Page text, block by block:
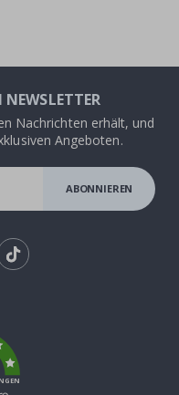
NEWSLETTER
Nachrichten erhält, und
Angeboten.
ABONNIEREN